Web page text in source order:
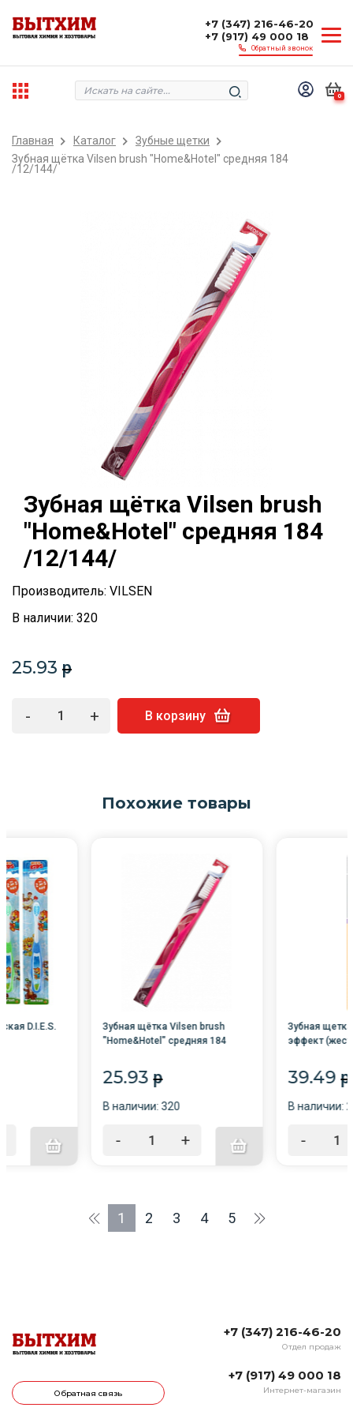
+7 (347) 216-46-20
+7 (917) 49 000 18
Обратный звонок
0
Главная Каталог
Зубные щетки
Зубная щётка Vilsen brush "Home&Hotel" средняя 184
/12/144/
Зубная щётка Vilsen brush
"Home&Hotel" средняя 184
/12/144/
Производитель: VILSEN
В наличии: 320
25.93 p
- + В корзину
Похожие товары
D.I.E.S.
Зубная щётка Vilsen brush
"Home&Hotel" средняя 184
25.93 p
В наличии: 320
- +
Зубная
эффект
39.49 p
В наличии:
-
1 2 3 4 5
Обратная связь
+7 (347) 216-46-20
Отдел продаж
+7 (917) 49 000 18
Интернет-магазин